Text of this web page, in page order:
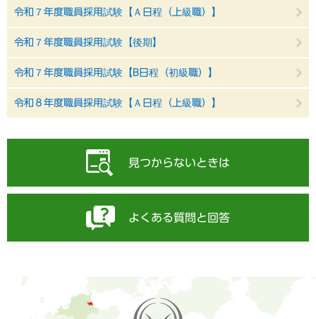
令和７年度職員採用試験【Ａ日程（上級職）】
令和７年度職員採用試験【後期】
令和７年度職員採用試験【B日程（初級職）】
令和８年度職員採用試験【Ａ日程（上級職）】
見つからないときは
よくある質問と回答